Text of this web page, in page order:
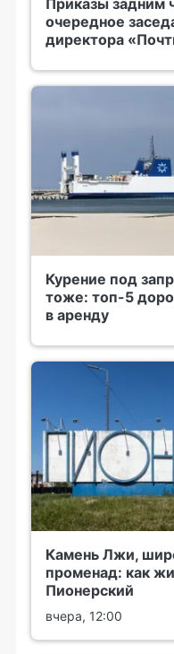
Приказы задним
очередное
директора
Курение под
тоже: топ-5
в аренду
Камень Лжи,
променад: как
Пионерский
вчера, 12:00